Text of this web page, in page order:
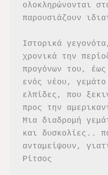
ολοκληρώνονται
παρουσιάζουν
Ιστορικά
χρονικά την
προγόνων του,
ενός νέου,
ελπίδες, που
προς την
Μια διαδρομή
και δυσκολίες..
ανταμείψουν,
Ρίτσος